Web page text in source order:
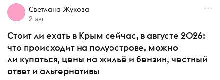
Светлана Жукова
2 авг
Стоит ли ехать в Крым сейчас, в августе 2026:
что происходит на полуострове, можно
ли купаться, цены на жильё и бензин, честный
ответ и альтернативы